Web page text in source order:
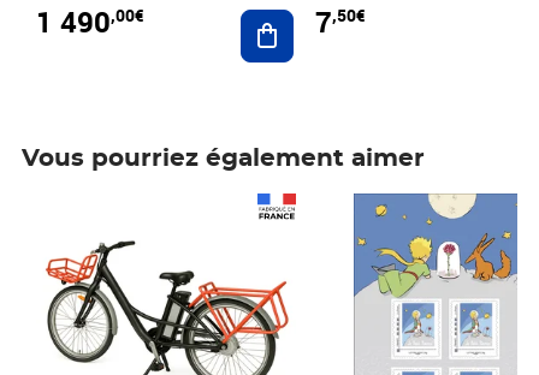
1 490,00€ Ajouter au panier
7,50€
Vous pourriez également aimer
Prix 7,50€